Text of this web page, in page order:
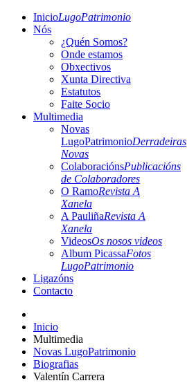
InicioLugoPatrimonio
Nós
¿Quén Somos?
Onde estamos
Obxectivos
Xunta Directiva
Estatutos
Faite Socio
Multimedia
Novas
LugoPatrimonioDerradeiras
Novas
ColaboraciónsPublicacións
de Colaboradores
O RamoRevista A
Xanela
A PauliñaRevista A
Xanela
VideosOs nosos videos
Album PicassaFotos
LugoPatrimonio
Ligazóns
Contacto
Inicio
Multimedia
Novas LugoPatrimonio
Biografias
Valentín Carrera